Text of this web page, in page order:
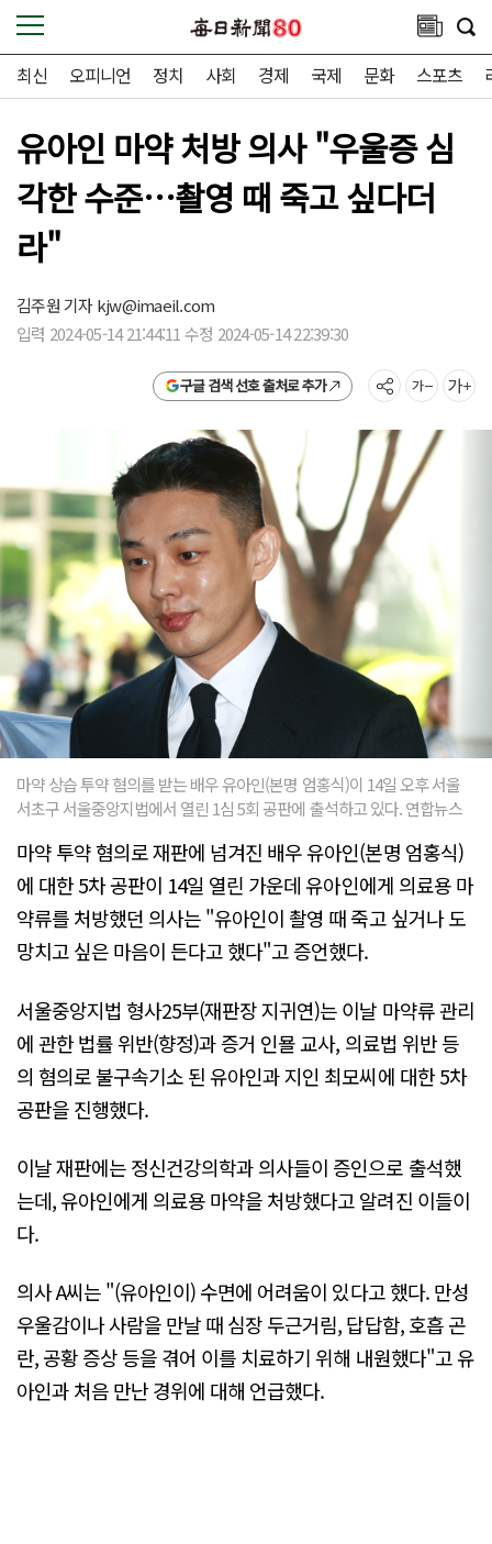
최신 오피니언 정치 사회 경제 국제 문화 스포츠
유아인 마약 처방 의사 "우울증 심
각한 수준…촬영 때 죽고 싶다더
라"
김주원 기자kjw@imaeil.com
입력 2024-05-14 21:44:11 수정 2024-05-14 22:39:30
구글 검색 선호 출처로 추가
마약 상습 투약 혐의를 받는 배우 유아인(본명 엄홍식)이 14일 오후 서울
서초구 서울중앙지법에서 열린 1심 5회 공판에 출석하고 있다. 연합뉴스
마약 투약 혐의로 재판에 넘겨진 배우 유아인(본명 엄홍식)
에 대한 5차 공판이 14일 열린 가운데 유아인에게 의료용 마
약류를 처방했던 의사는 "유아인이 촬영 때 죽고 싶거나 도
망치고 싶은 마음이 든다고 했다"고 증언했다.
서울중앙지법 형사25부(재판장 지귀연)는 이날 마약류 관리
에 관한 법률 위반(향정)과 증거 인묠 교사, 의료법 위반 등
의 혐의로 불구속기소 된 유아인과 지인 최모씨에 대한 5차
공판을 진행했다.
이날 재판에는 정신건강의학과 의사들이 증인으로 출석했
는데, 유아인에게 의료용 마약을 처방했다고 알려진 이들이
다.
의사 A씨는 "(유아인이) 수면에 어려움이 있다고 했다. 만성
우울감이나 사람을 만날 때 심장 두근거림, 답답함, 호흡 곤
란, 공황 증상 등을 겪어 이를 치료하기 위해 내원했다"고 유
아인과 처음 만난 경위에 대해 언급했다.